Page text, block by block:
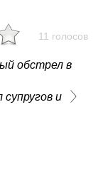
11 голосов
обстрел в
и